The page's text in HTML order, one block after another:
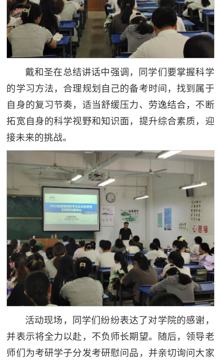
戴和圣在总结讲话中强调，同学们要掌握科学
的学习方法，合理规划自己的备考时间，找到属于
自身的复习节奏，适当舒缓压力、劳逸结合，不断
拓宽自身的科学视野和知识面，提升综合素质，迎
接未来的挑战。
活动现场，同学们纷纷表达了对学院的感谢，
并表示将全力以赴，不负师长期望。随后，领导老
师们为考研学子分发考研慰问品，并亲切询问大家